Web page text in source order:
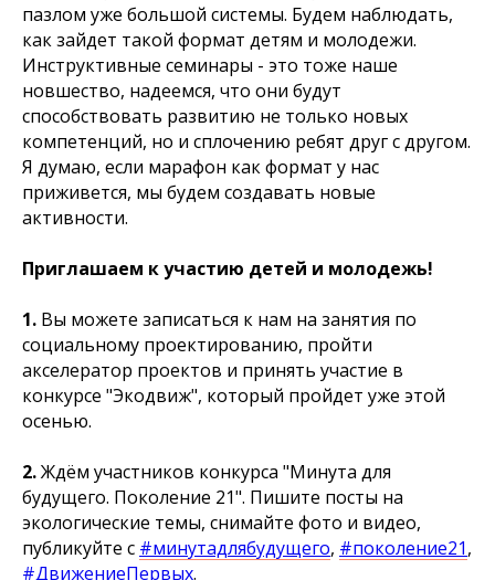
пазлом уже большой системы. Будем наблюдать,
как зайдет такой формат детям и молодежи.
Инструктивные семинары - это тоже наше
новшество, надеемся, что они будут
способствовать развитию не только новых
компетенций, но и сплочению ребят друг с другом.
Я думаю, если марафон как формат у нас
приживется, мы будем создавать новые
активности.
Приглашаем к участию детей и молодежь!
1. Вы можете записаться к нам на занятия по
социальному проектированию, пройти
акселератор проектов и принять участие в
конкурсе "Экодвиж", который пройдет уже этой
осенью.
2.Ждём участников конкурса "Минута для
будущего. Поколение 21". Пишите посты на
экологические темы, снимайте фото и видео,
публикуйте с #минутадлябудущего, #поколение21,
#ДвижениеПервых.